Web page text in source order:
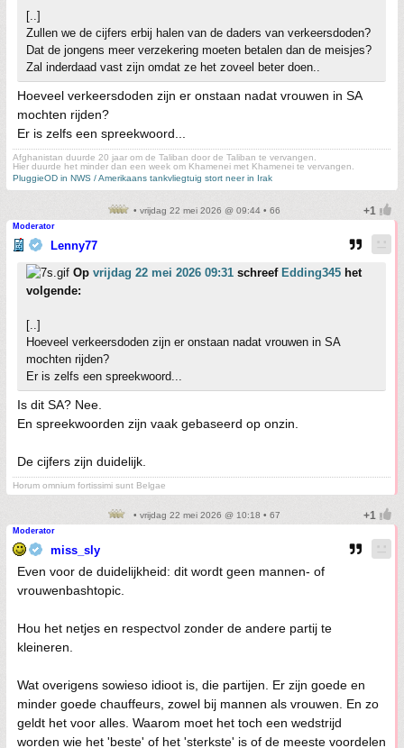
[..]
Zullen we de cijfers erbij halen van de daders van verkeersdoden?
Dat de jongens meer verzekering moeten betalen dan de meisjes?
Zal inderdaad vast zijn omdat ze het zoveel beter doen..
Hoeveel verkeersdoden zijn er onstaan nadat vrouwen in SA
mochten rijden?
Er is zelfs een spreekwoord...
Afghanistan duurde 20 jaar om de Taliban door de Taliban te vervangen.
Hier duurde het minder dan een week om Khamenei met Khamenei te vervangen.
PluggieOD in NWS / Amerikaans tankvliegtuig stort neer in Irak
• vrijdag 22 mei 2026 @ 09:44 • 66
Moderator
Lenny77
Op vrijdag 22 mei 2026 09:31 schreef Edding345 het
volgende:
[..]
Hoeveel verkeersdoden zijn er onstaan nadat vrouwen in SA
mochten rijden?
Er is zelfs een spreekwoord...
Is dit SA? Nee.
En spreekwoorden zijn vaak gebaseerd op onzin.
De cijfers zijn duidelijk.
Horum omnium fortissimi sunt Belgae
• vrijdag 22 mei 2026 @ 10:18 • 67
Moderator
miss_sly
Even voor de duidelijkheid: dit wordt geen mannen- of
vrouwenbashtopic.
Hou het netjes en respectvol zonder de andere partij te
kleineren.
Wat overigens sowieso idioot is, die partijen. Er zijn goede en
minder goede chauffeurs, zowel bij mannen als vrouwen. En zo
geldt het voor alles. Waarom moet het toch een wedstrijd
worden wie het 'beste' of het 'sterkste' is of de meeste voordelen